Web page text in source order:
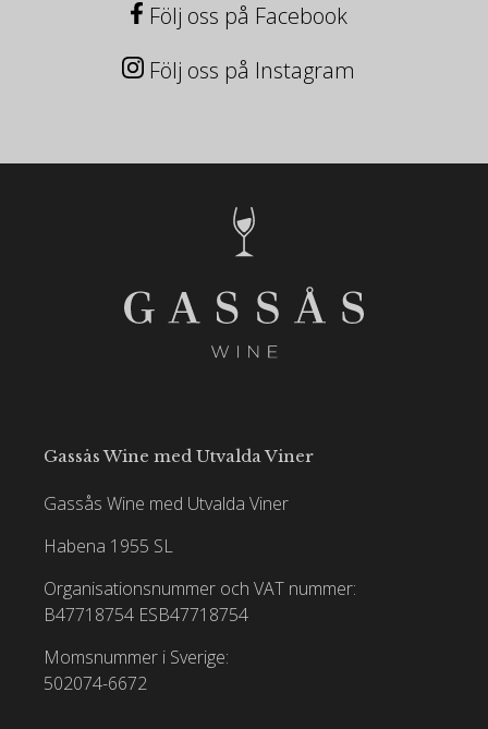
Följ oss på Facebook
Följ oss på Instagram
Gassås Wine med Utvalda Viner
Gassås Wine med Utvalda Viner
Habena 1955 SL
Organisationsnummer och VAT nummer:
B47718754 ESB47718754
Momsnummer i Sverige:
502074-6672